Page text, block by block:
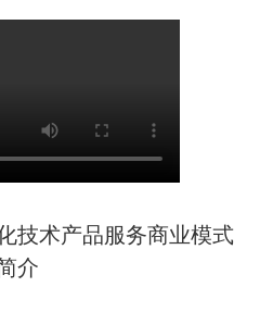
技术产品服务商业模式
介